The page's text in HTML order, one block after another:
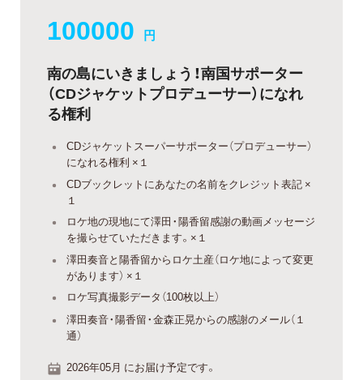
100000 円
南の島にいきましょう！南国サポーター
（CDジャケットプロデューサー）になれ
る権利
CDジャケットスーパーサポーター（プロデューサー）
になれる権利 ×１
CDブックレットにあなたの名前をクレジット表記 ×
１
ロケ地の現地にて澤田・陽香留感謝の動画メッセージ
を撮らせていただきます。×１
澤田奏音と陽香留からロケ土産（ロケ地によって変更
があります） ×１
ロケ写真撮影データ（100枚以上）
澤田奏音・陽香留・金森正晃からの感謝のメール（１
通）
2026年05月 にお届け予定です。